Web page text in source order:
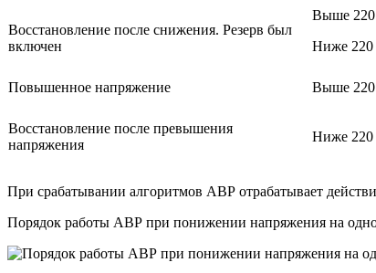
Восстановление после снижения. Резерв был
включен
Выше
Ниже 220
Повышенное напряжение Выше
Восстановление после превышения
напряжения
Ниже 220
При срабатывании алгоритмов АВР отрабатывает
Порядок работы АВР при понижении напряжения на